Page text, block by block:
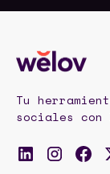
Tu
sociales